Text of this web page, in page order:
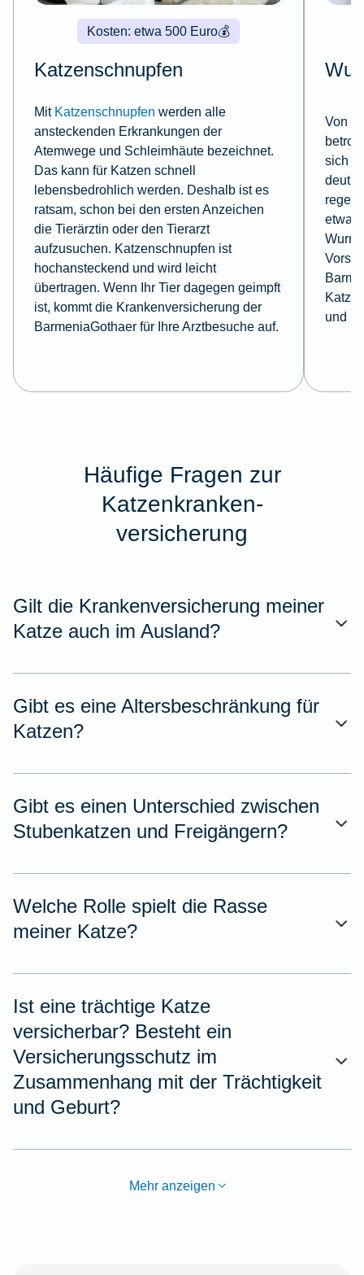
💰
Kosten: etwa 500 Euro
Katzenschnupfen
Mit Katzenschnupfen werden alle
ansteckenden Erkrankungen der
Atemwege und Schleimhäute bezeichnet.
Das kann für Katzen schnell
lebensbedrohlich werden. Deshalb ist es
ratsam, schon bei den ersten Anzeichen
die Tierärztin oder den Tierarzt
aufzusuchen. Katzenschnupfen ist
hochansteckend und wird leicht
übertragen. Wenn Ihr Tier dagegen geimpft
ist, kommt die Krankenversicherung der
BarmeniaGothaer für Ihre Arztbesuche auf.
Von
sich
etwa
und
Häufige Fragen zur
Katzenkranken-
versicherung
Gilt die Krankenversicherung meiner
Katze auch im Ausland?
Gibt es eine Altersbeschränkung für
Katzen?
Gibt es einen Unterschied zwischen
Stubenkatzen und Freigängern?
Welche Rolle spielt die Rasse
meiner Katze?
Ist eine trächtige Katze
versicherbar? Besteht ein
Versicherungsschutz im
Zusammenhang mit der Trächtigkeit
und Geburt?
Mehr anzeigen